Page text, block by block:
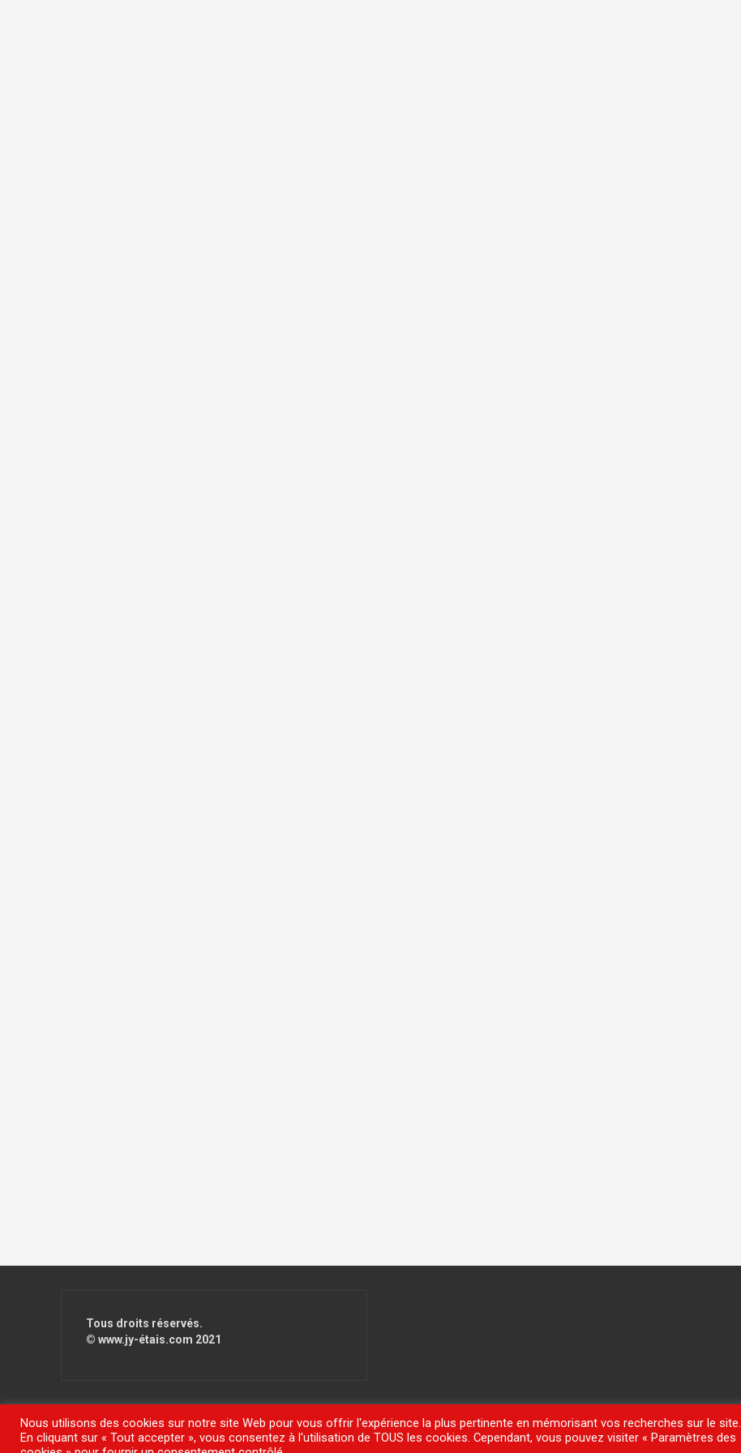
Tous droits réservés.
© www.jy-étais.com 2021
Fièrement propulsé par WordPress|Thème FlyMagpar Themeisle
Nous utilisons des cookies sur notre site Web pour vous offrir l'expérience la plus pertinente en mémorisant vos recherches sur le site.
En cliquant sur « Tout accepter », vous consentez à l'utilisation de TOUS les cookies. Cependant, vous pouvez visiter « Paramètres des